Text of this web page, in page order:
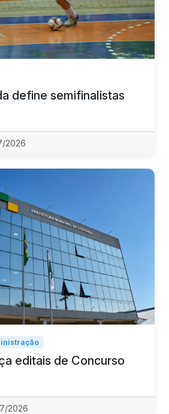
define semifinalistas
2026
editais de Concurso
2026